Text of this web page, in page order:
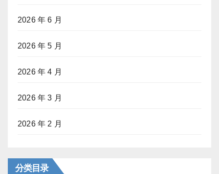
2026 年 6 月
2026 年 5 月
2026 年 4 月
2026 年 3 月
2026 年 2 月
分类目录